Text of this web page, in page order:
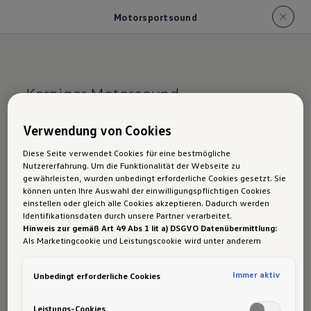
Motorsportsound
Kerniger Motorsound.
Der Golf R:
Motorsport­sound
Hier gibt es was auf die Ohren. Denn bereits ab
2.500 U/min ist außen das rennsporttypische
Schubbetrieb, sprich beim Gaswegnehmen,
entsteht. Ein Sound-Aktuator sorgt außerdem
Verwendung von Cookies
Diese Seite verwendet Cookies für eine bestmögliche
Nutzererfahrung. Um die Funktionalität der Webseite zu
gewährleisten, wurden unbedingt erforderliche Cookies gesetzt. Sie
können unten Ihre Auswahl der einwilligungspflichtigen Cookies
einstellen oder gleich alle Cookies akzeptieren. Dadurch werden
Identifikationsdaten durch unsere Partner verarbeitet.
Hinweis zur gemäß Art 49 Abs 1 lit a) DSGVO Datenübermittlung:
Als Marketingcookie und Leistungscookie wird unter anderem
Daten in die USA (insbesondere dort an die Google LLC) weitergibt.
Unbedingt erforderliche Cookies Immer aktiv
Leistungs-Cookies